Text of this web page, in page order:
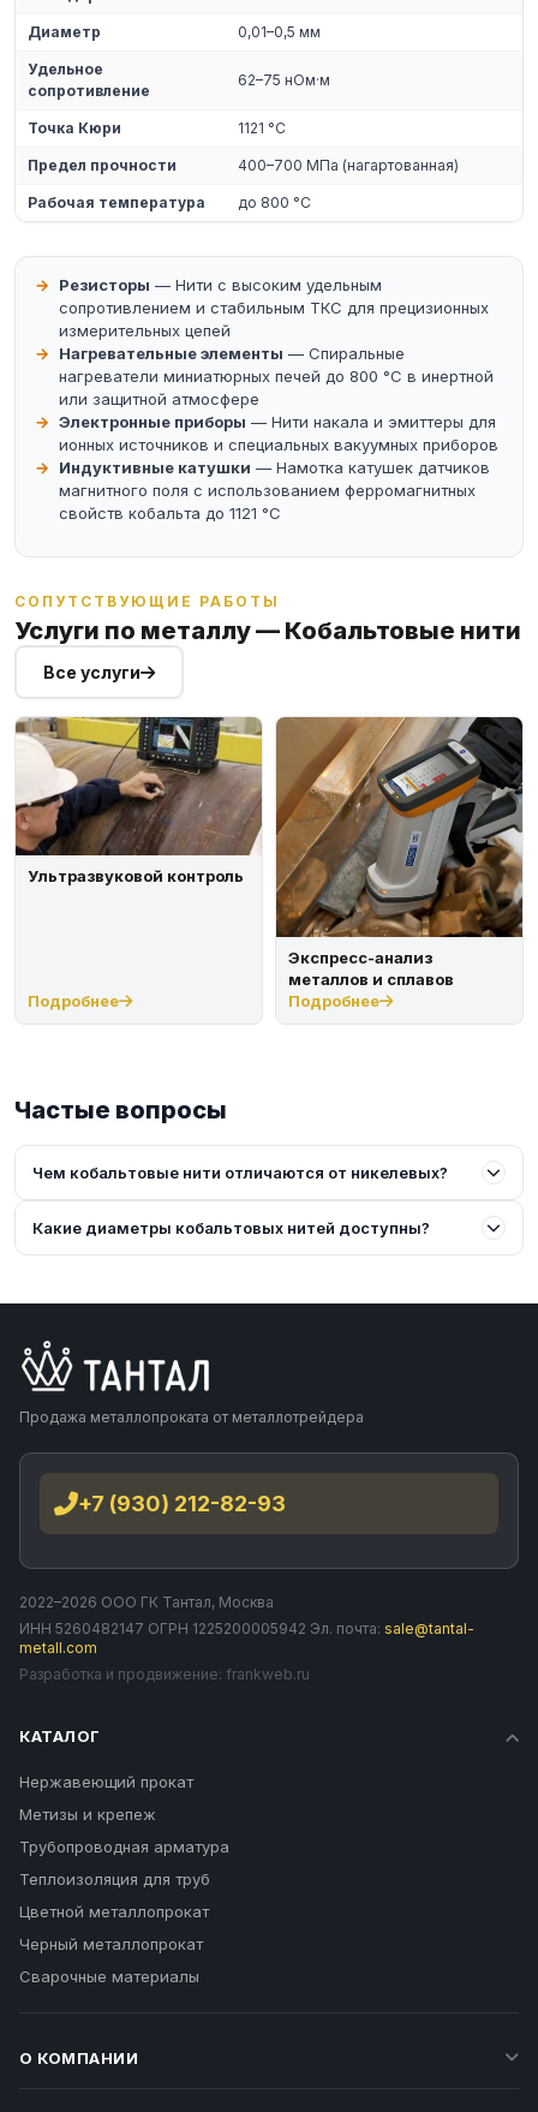
Диаметр 0,01–0,5 мм
Удельное
сопротивление
62–75 нОм·м
Точка Кюри 1121 °C
Предел прочности 400–700 МПа (нагартованная)
Рабочая температура до 800 °C
Резисторы — Нити с высоким удельным
сопротивлением и стабильным ТКС для прецизионных
измерительных цепей
Нагревательные элементы — Спиральные
нагреватели миниатюрных печей до 800 °C в инертной
или защитной атмосфере
Электронные приборы — Нити накала и эмиттеры для
ионных источников и специальных вакуумных приборов
Индуктивные катушки — Намотка катушек датчиков
магнитного поля с использованием ферромагнитных
свойств кобальта до 1121 °C
СОПУТСТВУЮЩИЕ РАБОТЫ
Услуги по металлу — Кобальтовые нити
Все услуги
Ультразвуковой контроль
Подробнее
Экспресс-анализ
металлов и сплавов
Подробнее
Частые вопросы
Чем кобальтовые нити отличаются от никелевых?
Какие диаметры кобальтовых нитей доступны?
Продажа металлопроката от металлотрейдера
+7 (930) 212-82-93
2022–2026 ООО ГК Тантал, Москва
ИНН 5260482147 ОГРН 1225200005942 Эл. почта: sale@tantal-
metall.com
Разработка и продвижение: frankweb.ru
КАТАЛОГ
Нержавеющий прокат
Метизы и крепеж
Трубопроводная арматура
Теплоизоляция для труб
Цветной металлопрокат
Черный металлопрокат
Сварочные материалы
О КОМПАНИИ